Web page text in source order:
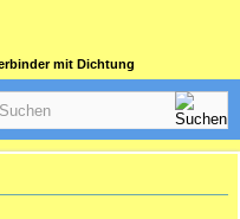
mit Dichtung